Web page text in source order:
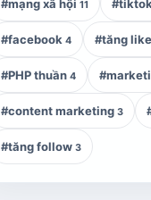
#mạng xã hội11
#facebook4 #tăng
#PHP thuần4
#content marketing3
#tăng follow3